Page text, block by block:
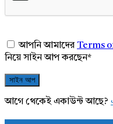
আপনি আমাদেরTerms
নিয়ে সাইন আপ করছেন*
আগে থেকেই একাউন্ট আছে?